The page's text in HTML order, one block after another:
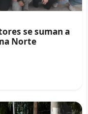
se suman a
Norte